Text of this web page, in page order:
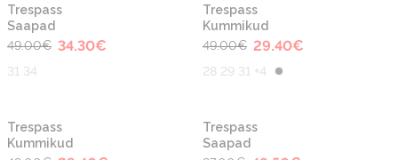
Trespass
Saapad
49.00€ 34.30€
31 34
Trespass
Kummikud
49.00€ 29.40€
28 29 31 +4
Trespass
Kummikud
Trespass
Saapad